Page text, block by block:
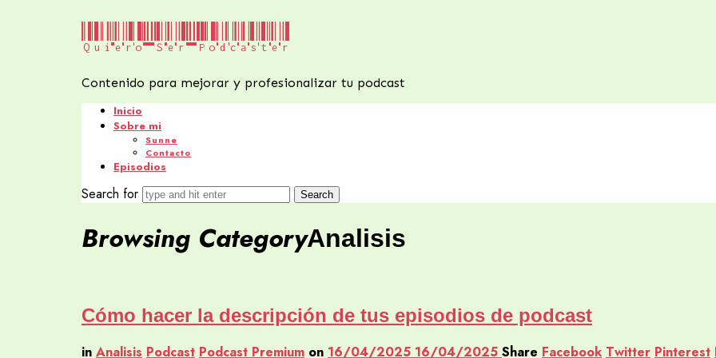
Quiero
Podcaster
Quiero Ser Podcaster
Contenido para mejorar y profesionalizar tu podcast
Inicio
Sobre mi
Sunne
Contacto
Episodios
Search for
Browsing CategoryAnalisis
Cómo hacer la descripción de tus episodios de podcast
in Analisis Podcast Podcast Premium on 16/04/2025 16/04/2025 Share Facebook Twitter Pinterest